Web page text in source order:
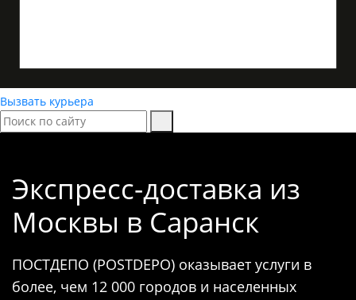
Вызвать курьера
Экспресс-доставка из
Москвы в Саранск
ПОСТДЕПО (POSTDEPO) оказывает услуги в
более, чем 12 000 городов и населенных